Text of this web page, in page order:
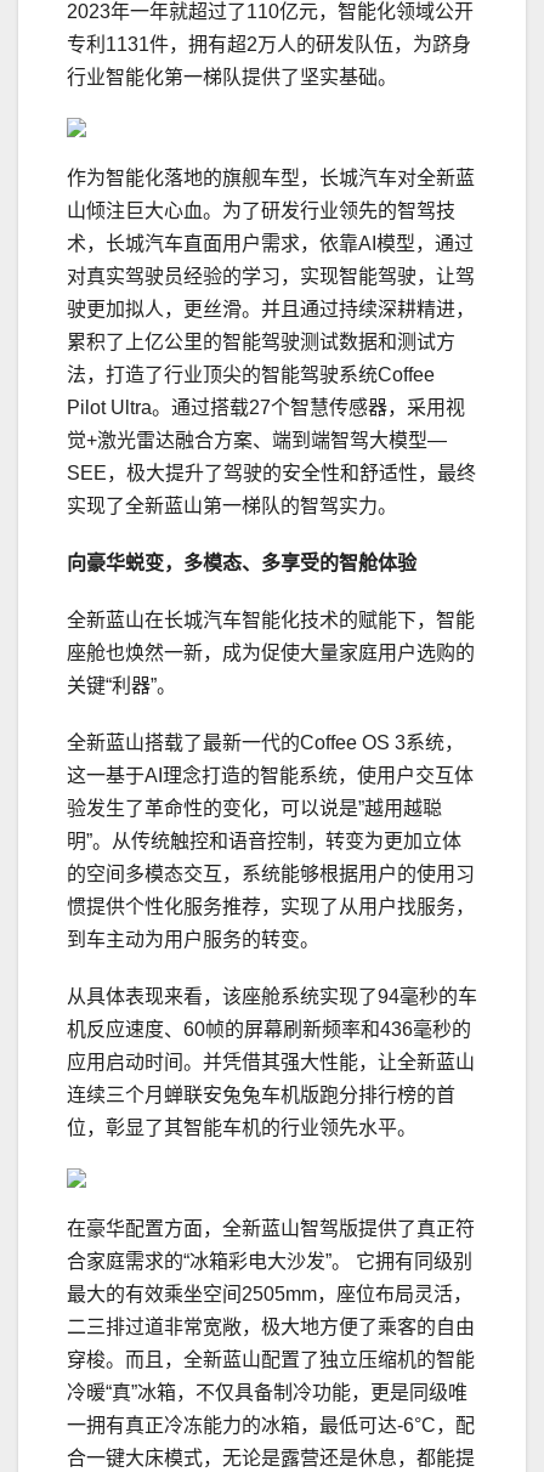
2023年一年就超过了110亿元，智能化领域公开
专利1131件，拥有超2万人的研发队伍，为跻身
行业智能化第一梯队提供了坚实基础。
作为智能化落地的旗舰车型，长城汽车对全新蓝
山倾注巨大心血。为了研发行业领先的智驾技
术，长城汽车直面用户需求，依靠AI模型，通过
对真实驾驶员经验的学习，实现智能驾驶，让驾
驶更加拟人，更丝滑。并且通过持续深耕精进，
累积了上亿公里的智能驾驶测试数据和测试方
法，打造了行业顶尖的智能驾驶系统Coffee
Pilot Ultra。通过搭载27个智慧传感器，采用视
觉+激光雷达融合方案、端到端智驾大模型—
SEE，极大提升了驾驶的安全性和舒适性，最终
实现了全新蓝山第一梯队的智驾实力。
向豪华蜕变， 多模态、多享受的智舱体验
全新蓝山在长城汽车智能化技术的赋能下，智能
座舱也焕然一新，成为促使大量家庭用户选购的
关键“利器”。
全新蓝山搭载了最新一代的Coffee OS 3系统，
这一基于AI理念打造的智能系统，使用户交互体
验发生了革命性的变化，可以说是”越用越聪
明”。从传统触控和语音控制，转变为更加立体
的空间多模态交互，系统能够根据用户的使用 习
惯提供个性化服务推荐，实现了从用户找服务，
到车主动为用户服务的转变。
从具体表现来看，该座舱系统实现了94毫秒的车
机反应速度、60帧的屏幕刷新频率和436毫秒的
应用启动时间。并凭借其强大性能，让全新蓝山
连续三个月蝉联安兔兔车机版跑分排行榜的首
位，彰显了其智能车机的行业领先水平。
在豪华配置方面，全新蓝山智驾版提供了真正符
合家庭需求的“冰箱彩电大沙发”。 它拥有同级别
最大的有效乘坐空间2505mm，座位布局灵活，
二三排过道非常宽敞，极大地方便了乘客的自由
穿梭。而且，全新蓝山配置了独立压缩机的智能
冷暖“真”冰箱，不仅具备制冷功能，更是同级唯
一拥有真正冷冻能力的冰箱，最低可达-6°C，配
合一键大床模式，无论是露营还是休息，都能提